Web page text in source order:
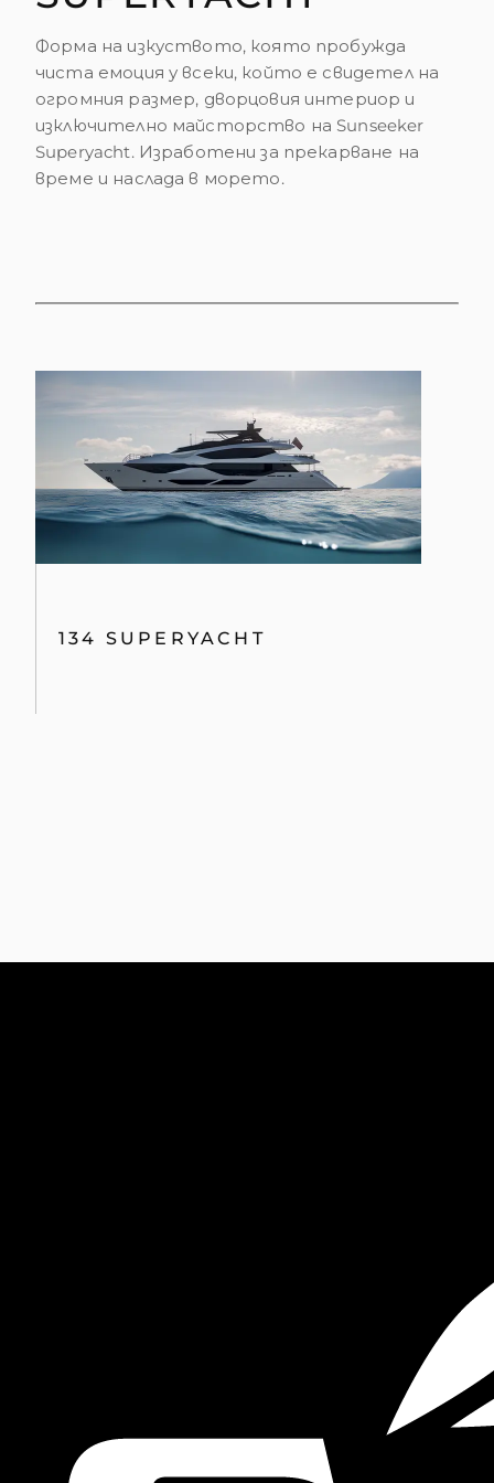
Форма на изкуството, която пробужда
чиста емоция у всеки, който е свидетел на
огромния размер, дворцовия интериор и
изключително майсторство на Sunseeker
Superyacht. Изработени за прекарване на
време и наслада в морето.
134 SUPERYACHT